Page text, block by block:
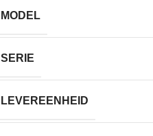
MODEL
SERIE
LEVEREENHEID